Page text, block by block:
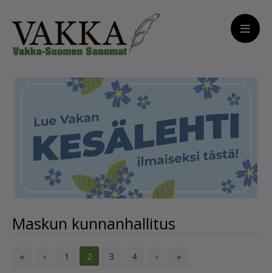
Maskun kunnanhallitus
« ‹ 1 2 3 4 › »